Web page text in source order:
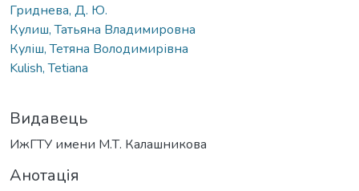
Гриднева, Д. Ю.
Кулиш, Татьяна Владимировна
Куліш, Тетяна Володимирівна
Kulish, Tetiana
Видавець
ИжГТУ имени М.Т. Калашникова
Анотація